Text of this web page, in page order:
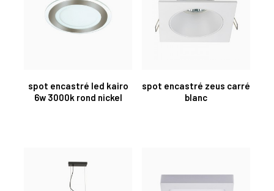
spot encastré led kairo
6w 3000k rond nickel
spot encastré zeus carré
blanc